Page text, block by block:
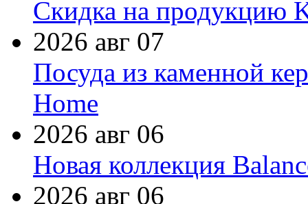
Скидка на продукцию
2026 авг 07
Посуда из каменной
Home
2026 авг 06
Новая коллекция
2026 авг 06